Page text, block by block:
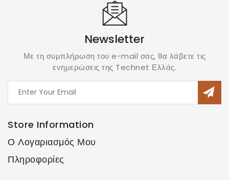
Newsletter
Με τη συμπλήρωση του e-mail σας, θα λάβετε τις
ενημερώσεις της Technet Ελλάς.
Store Information
Ο Λογαριασμός Μου
Πληροφορίες